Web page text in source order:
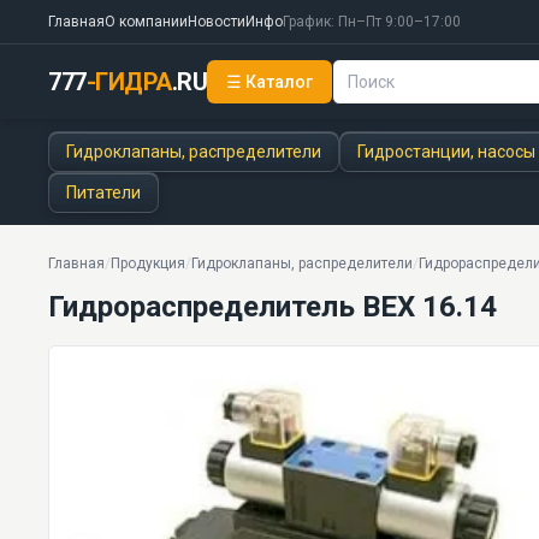
ГлавнаяО компании Новости ИнфоГрафик: Пн–Пт 9:00–17:00
777-ГИДРА.RU ☰ Каталог
Гидроклапаны, распределители Гидростанции, насосы
Питатели
Главная/ Продукция/ Гидроклапаны, распределители/
Гидрораспределитель ВЕХ 16.14
Гидрораспределитель ВЕХ 16.14